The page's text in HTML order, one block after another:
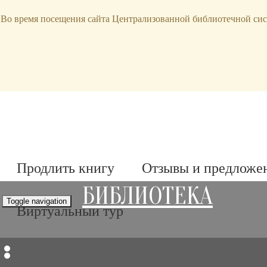
bibl-serv@mail.ru
Продлить книгу Отзывы и
Виртуальный тур
Toggle navigation БИБЛИОТЕКА
Во время посещения сайта Централизованной библиотечной